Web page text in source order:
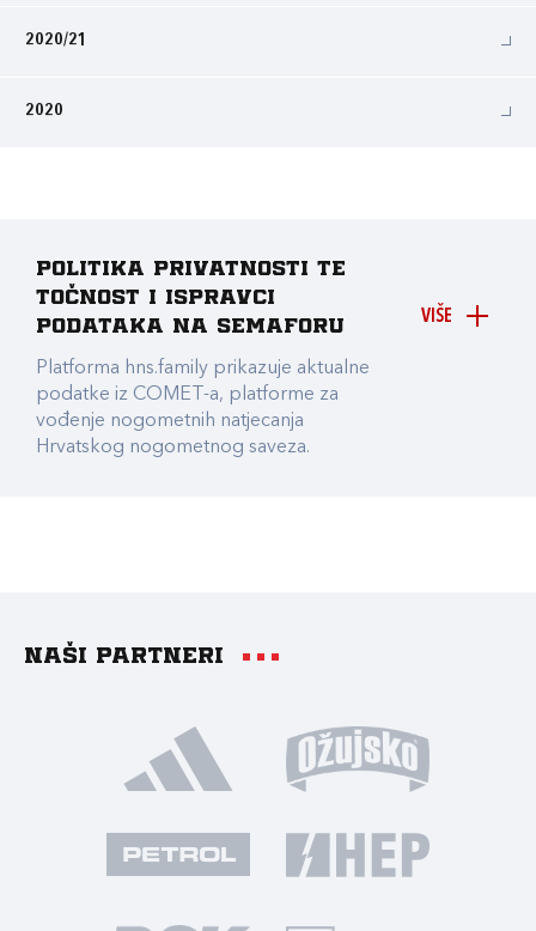
2020/21
2020
VIŠE
Politika privatnosti te
točnost i ispravci
podataka na Semaforu
Platforma hns.family prikazuje aktualne
podatke iz COMET-a, platforme za
vođenje nogometnih natjecanja
Hrvatskog nogometnog saveza.
Naši partneri